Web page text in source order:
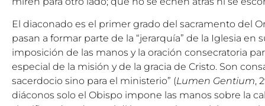
El diaconado es el primer grado del sacramento del
pasan a formar parte de la “jerarquía” de la Iglesia en
imposición de las manos y la oración consecratoria
especial de la misión y de la gracia de Cristo. Son
sacerdocio sino para el ministerio” (Lumen Gentium,
diáconos solo el Obispo impone las manos sobre la